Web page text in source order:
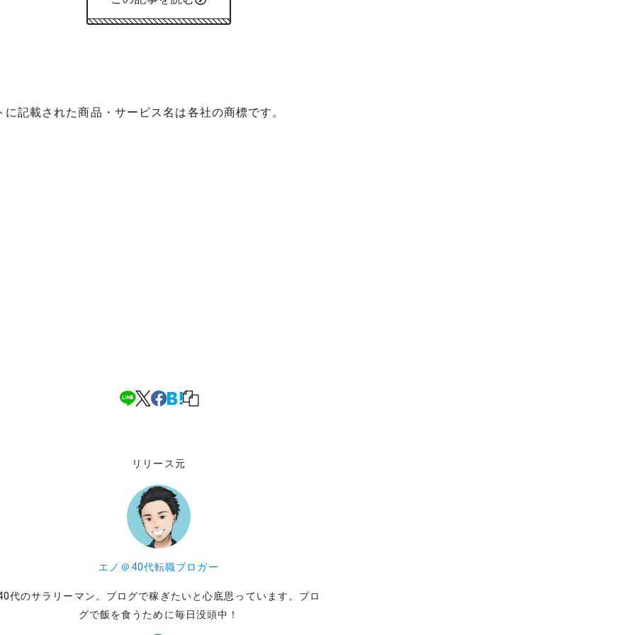
に記載された商品・サービス名は各社の商標です。
リリース元
エノ＠40代転職ブロガー
代のサラリーマン。ブログで稼ぎたいと心底思っています。ブロ
グで飯を食うために毎日没頭中！